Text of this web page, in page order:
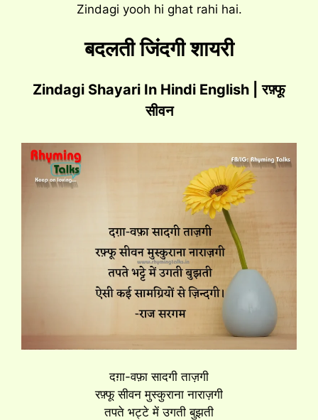
Zindagi yooh hi ghat rahi hai.
बदलती जिंदगी शायरी
Zindagi Shayari In Hindi English |
रफ़्फू
सीवन
दग़ा-वफ़ा सादगी ताज़गी
रफ़्फू सीवन मुस्कुराना नाराज़गी
तपते भट्टे में उगती बुझती